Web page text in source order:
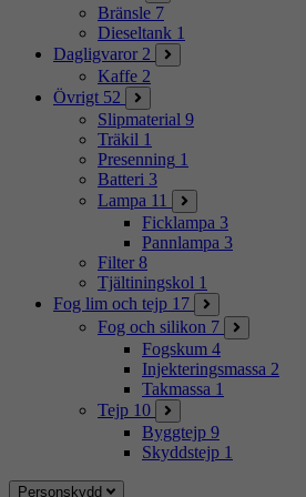
Bränsle 7
Dieseltank 1
Dagligvaror 2
Kaffe 2
Övrigt 52
Slipmaterial 9
Träkil 1
Presenning 1
Batteri 3
Lampa 11
Ficklampa 3
Pannlampa 3
Filter 8
Tjältiningskol 1
Fog lim och tejp 17
Fog och silikon 7
Fogskum 4
Injekteringsmassa 2
Takmassa 1
Tejp 10
Byggtejp 9
Skyddstejp 1
Personskydd